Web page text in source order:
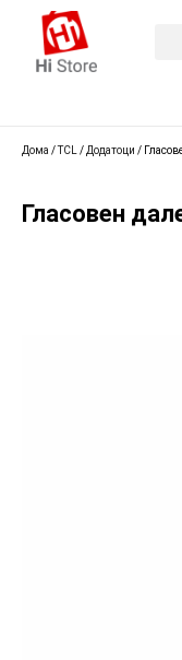
Дома /TCL / Додатоци /
Гласовен